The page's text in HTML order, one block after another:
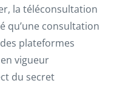
la téléconsultation
qu’une consultation
plateformes
vigueur
du secret